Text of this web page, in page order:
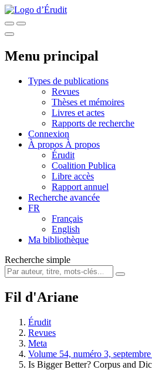
Menu principal
Types de publications
Revues
Thèses et mémoires
Livres et actes
Rapports de recherche
Connexion
À propos À propos
Érudit
Coalition Publica
Libre accès
Rapport annuel
Recherche avancée
FR
Français
English
Ma bibliothèque
Recherche simple
Fil d'Ariane
Érudit
Revues
Meta
Volume 54, numéro 3,
Is Bigger Better? Corpus and